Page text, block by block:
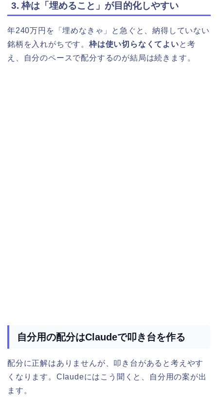
3. 枠は「埋めること」が目的化しやすい
年240万円を「埋めなきゃ」と急ぐと、納得していない
銘柄を入れがちです。 枠は使い切らなくてよいと考
え、自分のペースで配分するのが結局は続きます。
自分用の配分はClaudeで叩き台を作る
配分に正解はありませんが、叩き台があると考えやす
くなります。Claudeにはこう聞くと、自分用の案が出
ます。